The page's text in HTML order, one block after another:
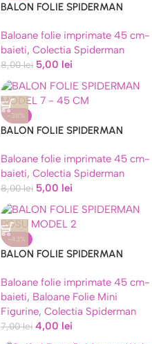
BALON FOLIE SPIDERMAN
Baloane folie imprimate 45 cm-
baieti, Colectia Spiderman
8,00lei 5,00 lei
-38%
BALON FOLIE SPIDERMAN
Baloane folie imprimate 45 cm-
baieti, Colectia Spiderman
8,00lei 5,00 lei
-43%
BALON FOLIE SPIDERMAN
Baloane folie imprimate 45 cm-
baieti, Baloane Folie Mini
Figurine, Colectia Spiderman
7,00lei 4,00 lei